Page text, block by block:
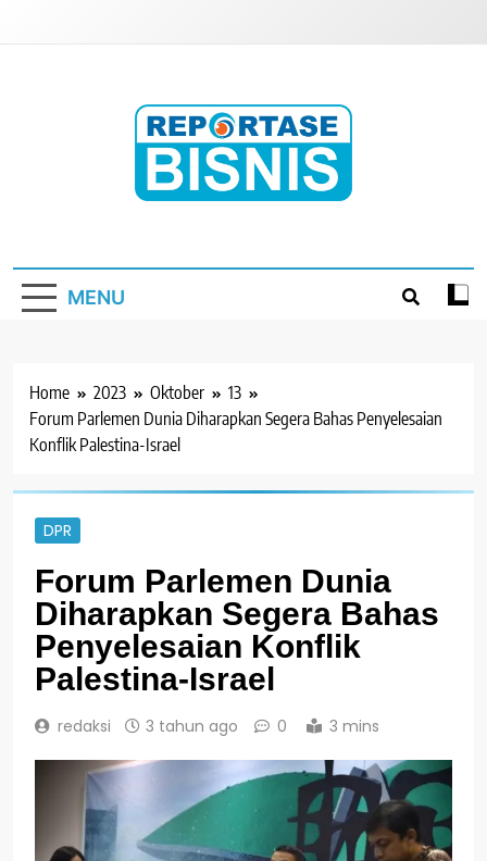
MENU
Home 2023 Oktober
13
Forum Parlemen Dunia Diharapkan Segera Bahas Penyelesaian
Konflik Palestina-Israel
DPR
Forum Parlemen Dunia
Diharapkan Segera Bahas
Penyelesaian Konflik
Palestina-Israel
redaksi 3 tahun ago 0 3 mins